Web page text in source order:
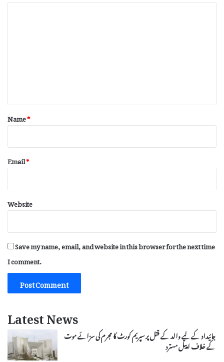
*
Name*
Email*
Website
Save my name, email, and website in this browser for the next time
I comment.
Latest News
جائیداد کے لیے والد کے قتل پر سپریم کورٹ کا مجرم کی سزائے موت
کے خلاف اپیل مسترد